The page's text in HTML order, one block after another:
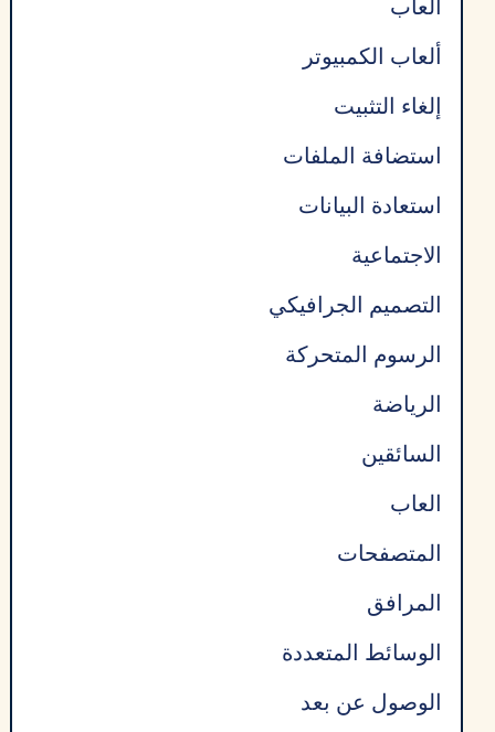
ألعاب
ألعاب الكمبيوتر
إلغاء التثبيت
استضافة الملفات
استعادة البيانات
الاجتماعية
التصميم الجرافيكي
الرسوم المتحركة
الرياضة
السائقين
العاب
المتصفحات
المرافق
الوسائط المتعددة
الوصول عن بعد